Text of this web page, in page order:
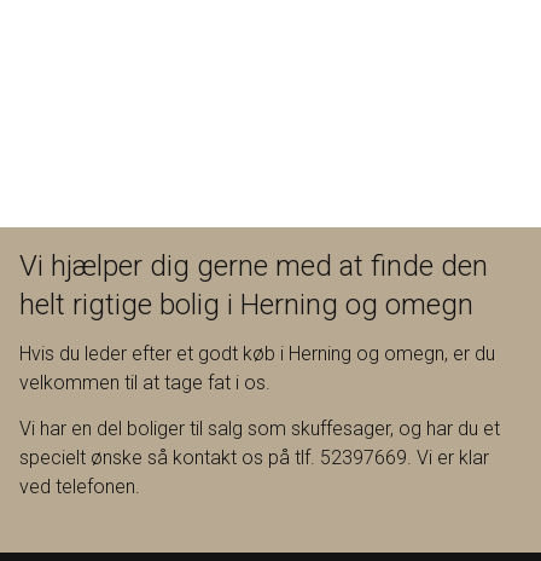
Vi hjælper dig gerne med at finde den
helt rigtige bolig i Herning og omegn
Hvis du leder efter et godt køb i Herning og omegn, er du
velkommen til at tage fat i os.
Vi har en del boliger til salg som skuffesager, og har du et
specielt ønske så kontakt os på tlf. 52397669. Vi er klar
ved telefonen.